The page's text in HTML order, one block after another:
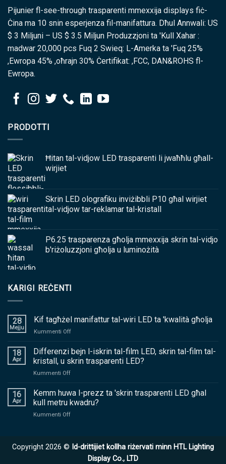
Pijunier fl-see-through trasparenti mmexxija displays fiċ-
Ċina ma 10 snin esperjenza fil-manifattura. Dħul Annwali: US
$ 3 Miljuni – US $ 3.5 Miljun Produzzjoni ta 'Kull Xahar :
madwar 20,000 pcs Fuq 2 Swieq: L-Amerka ta 'Fuq 25%
,Ewropa 45% ,oħrajn 30% Ċertifikat: ,FCC, DAN&ROHS fl-
Ewropa.
PRODOTTI
Ħitan tal-vidjow LED trasparenti li jwaħħlu għall-
wirjiet
Skrin LED olografiku inviżibbli P10 għal wirjiet
tal-vidjow tar-reklamar tal-kristall
P6.25 trasparenza għolja mmexxija skrin tal-vidjo
b'riżoluzzjoni għolja u luminożità
KARIGI REĊENTI
28
Mejju
Kif tagħżel manifattur tal-wiri LED ta 'kwalità għolja
Kummenti Offfuq
tagħżel
manifattur
tal-
ta
'kwalità
18
Apr
Differenzi bejn l-iskrin tal-film LED, skrin tal-film tal-
kristall, u skrin trasparenti LED?
Kummenti Offfuq
bejn
l-
iskrin
tal-
16
Apr
Kemm huwa l-prezz ta 'skrin trasparenti LED għal
kull metru kwadru?
Kummenti Offfuq
prezz
Copyright 2026 © Id-drittijiet kollha riżervati minn HTL Lighting
Display Co., LTD